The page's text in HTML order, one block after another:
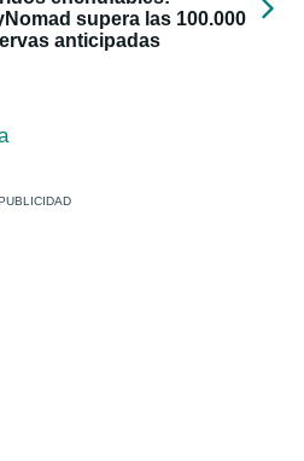
supera las 100.000
anticipadas